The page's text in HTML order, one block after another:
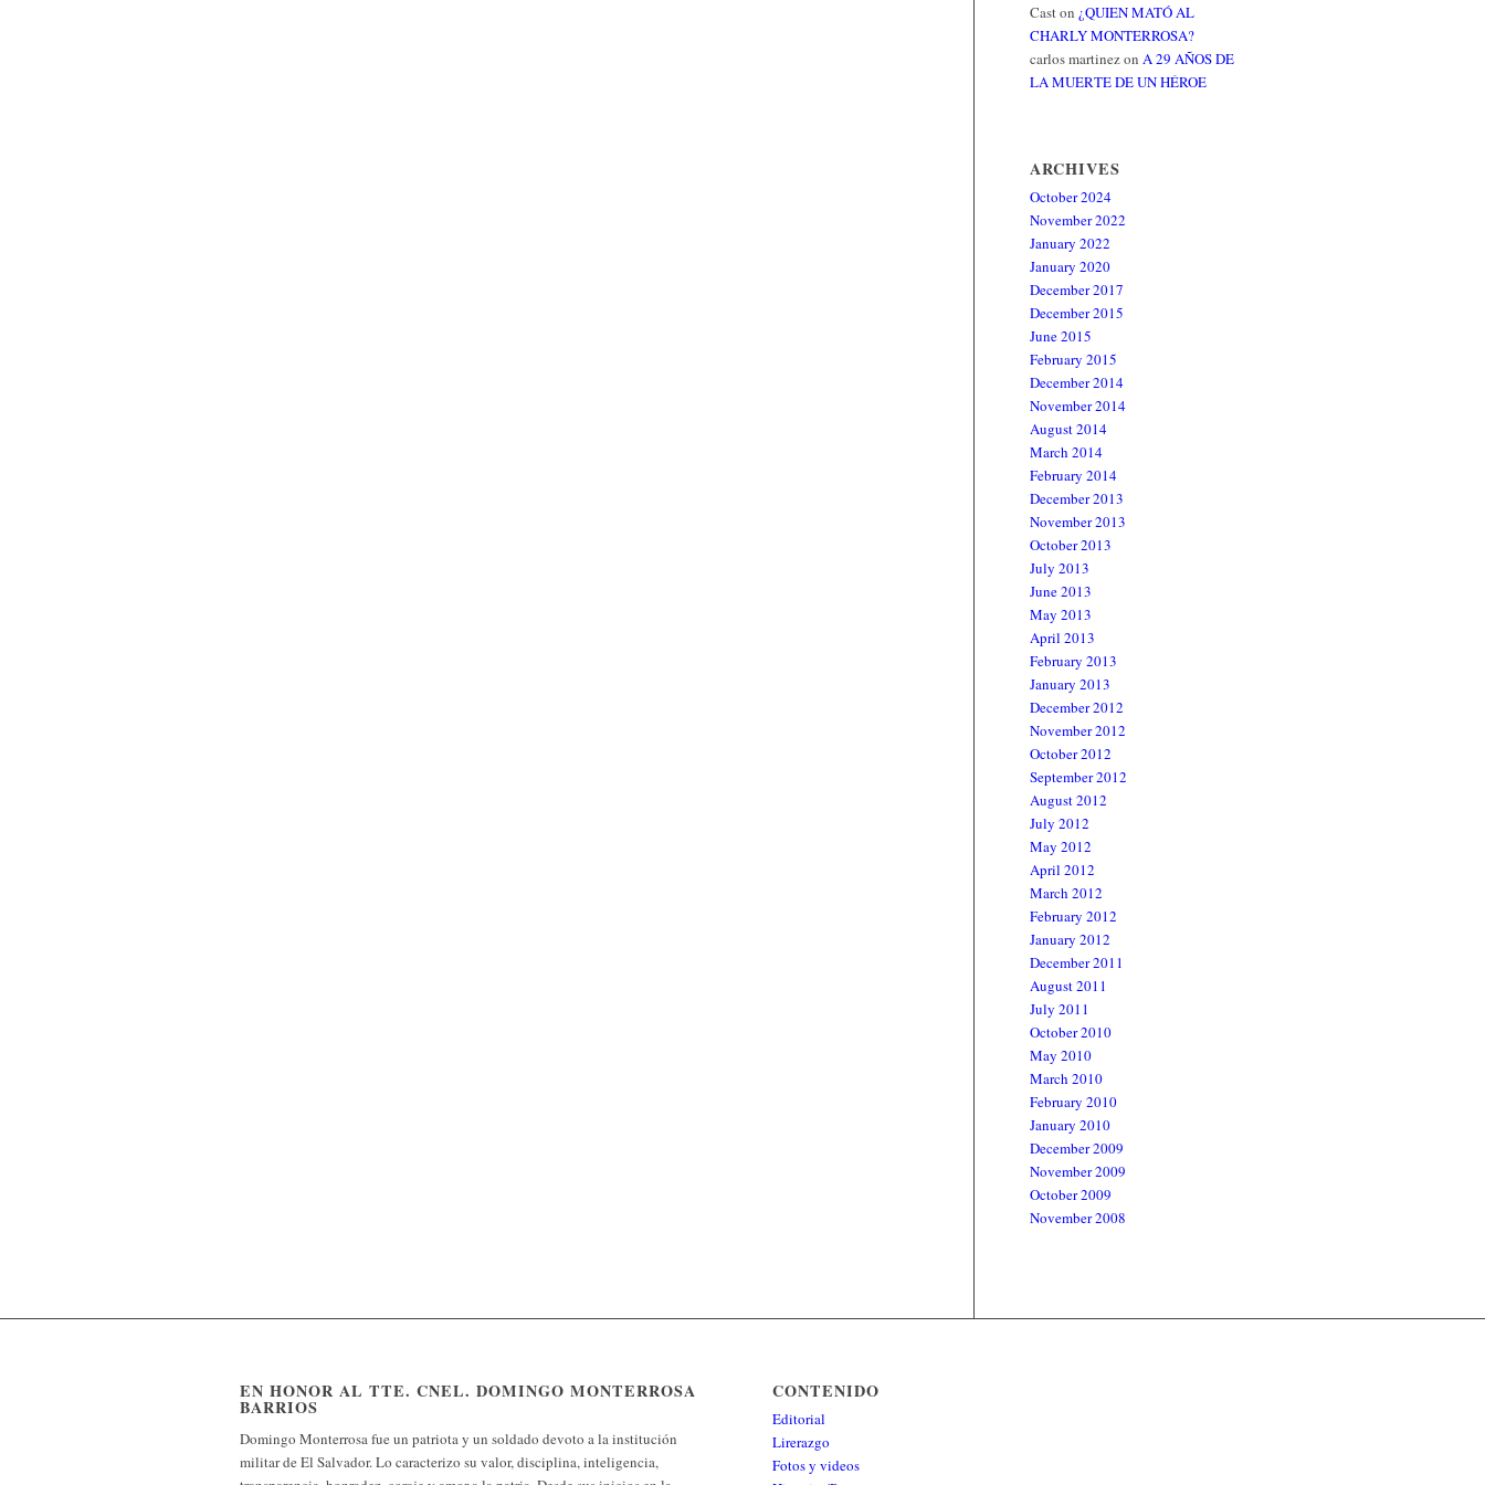
Caston¿QUIEN MATÓ AL
CHARLY MONTERROSA?
carlos martinezonA 29 AÑOS DE
LA MUERTE DE UN HÉROE
ARCHIVES
October 2024
November 2022
January 2022
January 2020
December 2017
December 2015
June 2015
February 2015
December 2014
November 2014
August 2014
March 2014
February 2014
December 2013
November 2013
October 2013
July 2013
June 2013
May 2013
April 2013
February 2013
January 2013
December 2012
November 2012
October 2012
September 2012
August 2012
July 2012
May 2012
April 2012
March 2012
February 2012
January 2012
December 2011
August 2011
July 2011
October 2010
May 2010
March 2010
February 2010
January 2010
December 2009
November 2009
October 2009
November 2008
EN HONOR AL TTE. CNEL. DOMINGO MONTERROSA
BARRIOS
Domingo Monterrosa fue un patriota y un soldado devoto a la institución
militar de El Salvador. Lo caracterizo su valor, disciplina, inteligencia,
CONTENIDO
Editorial
Lirerazgo
Fotos y videos